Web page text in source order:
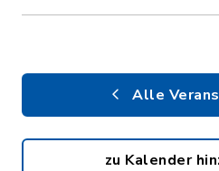
Alle
zu Kalender